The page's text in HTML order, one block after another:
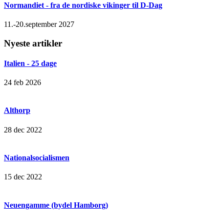
Normandiet - fra de nordiske vikinger til D-Dag
11.-20.september 2027
Nyeste artikler
Italien - 25 dage
24 feb 2026
Althorp
28 dec 2022
Nationalsocialismen
15 dec 2022
Neuengamme (bydel Hamborg)